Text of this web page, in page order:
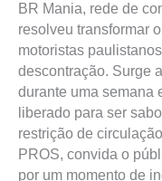
BR Mania, rede de
resolveu transformar
motoristas
descontração. Surge
durante uma semana
liberado para ser
restrição de
PROS, convida o
por um momento de